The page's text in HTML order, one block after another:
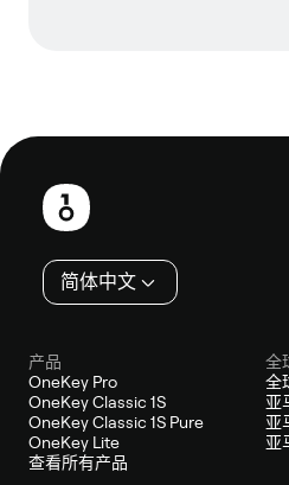
页
简体中文
产品
OneKey Pro
OneKey Classic 1S
OneKey Classic 1S Pure
OneKey Lite
查看所有产品
全
全
亚
亚
亚